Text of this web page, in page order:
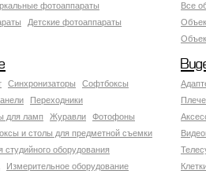
фотоаппараты
Детские фотоаппараты
Все
Синхронизаторы
Софтбоксы
Переходники
для ламп Журавли
Фотофоны
и столы для предметной съемки
студийного оборудования
Измерительное оборудование